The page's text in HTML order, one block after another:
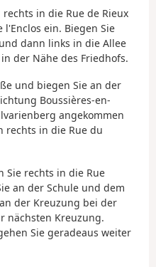
in die Rue de Rieux
ein. Biegen Sie
dann links in die Allee
der Nähe des Friedhofs.
und biegen Sie an der
Boussières-en-
angekommen
rechts in die Rue du
Sie rechts in die Rue
an der Schule und dem
der Kreuzung bei der
nächsten Kreuzung.
Sie geradeaus weiter